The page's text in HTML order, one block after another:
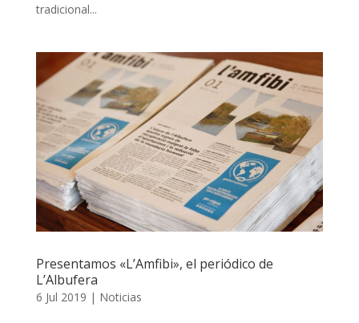
tradicional...
Presentamos «L’Amfibi», el periódico de
L’Albufera
6 Jul 2019 | Noticias